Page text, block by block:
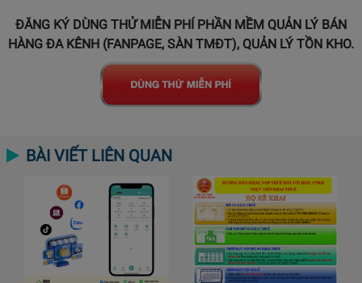
ĐĂNG KÝ DÙNG THỬ MIỄN PHÍ PHẦN MỀM QUẢN LÝ BÁN
HÀNG ĐA KÊNH (FANPAGE, SÀN TMĐT), QUẢN LÝ TỒN KHO.
BÀI VIẾT LIÊN QUAN